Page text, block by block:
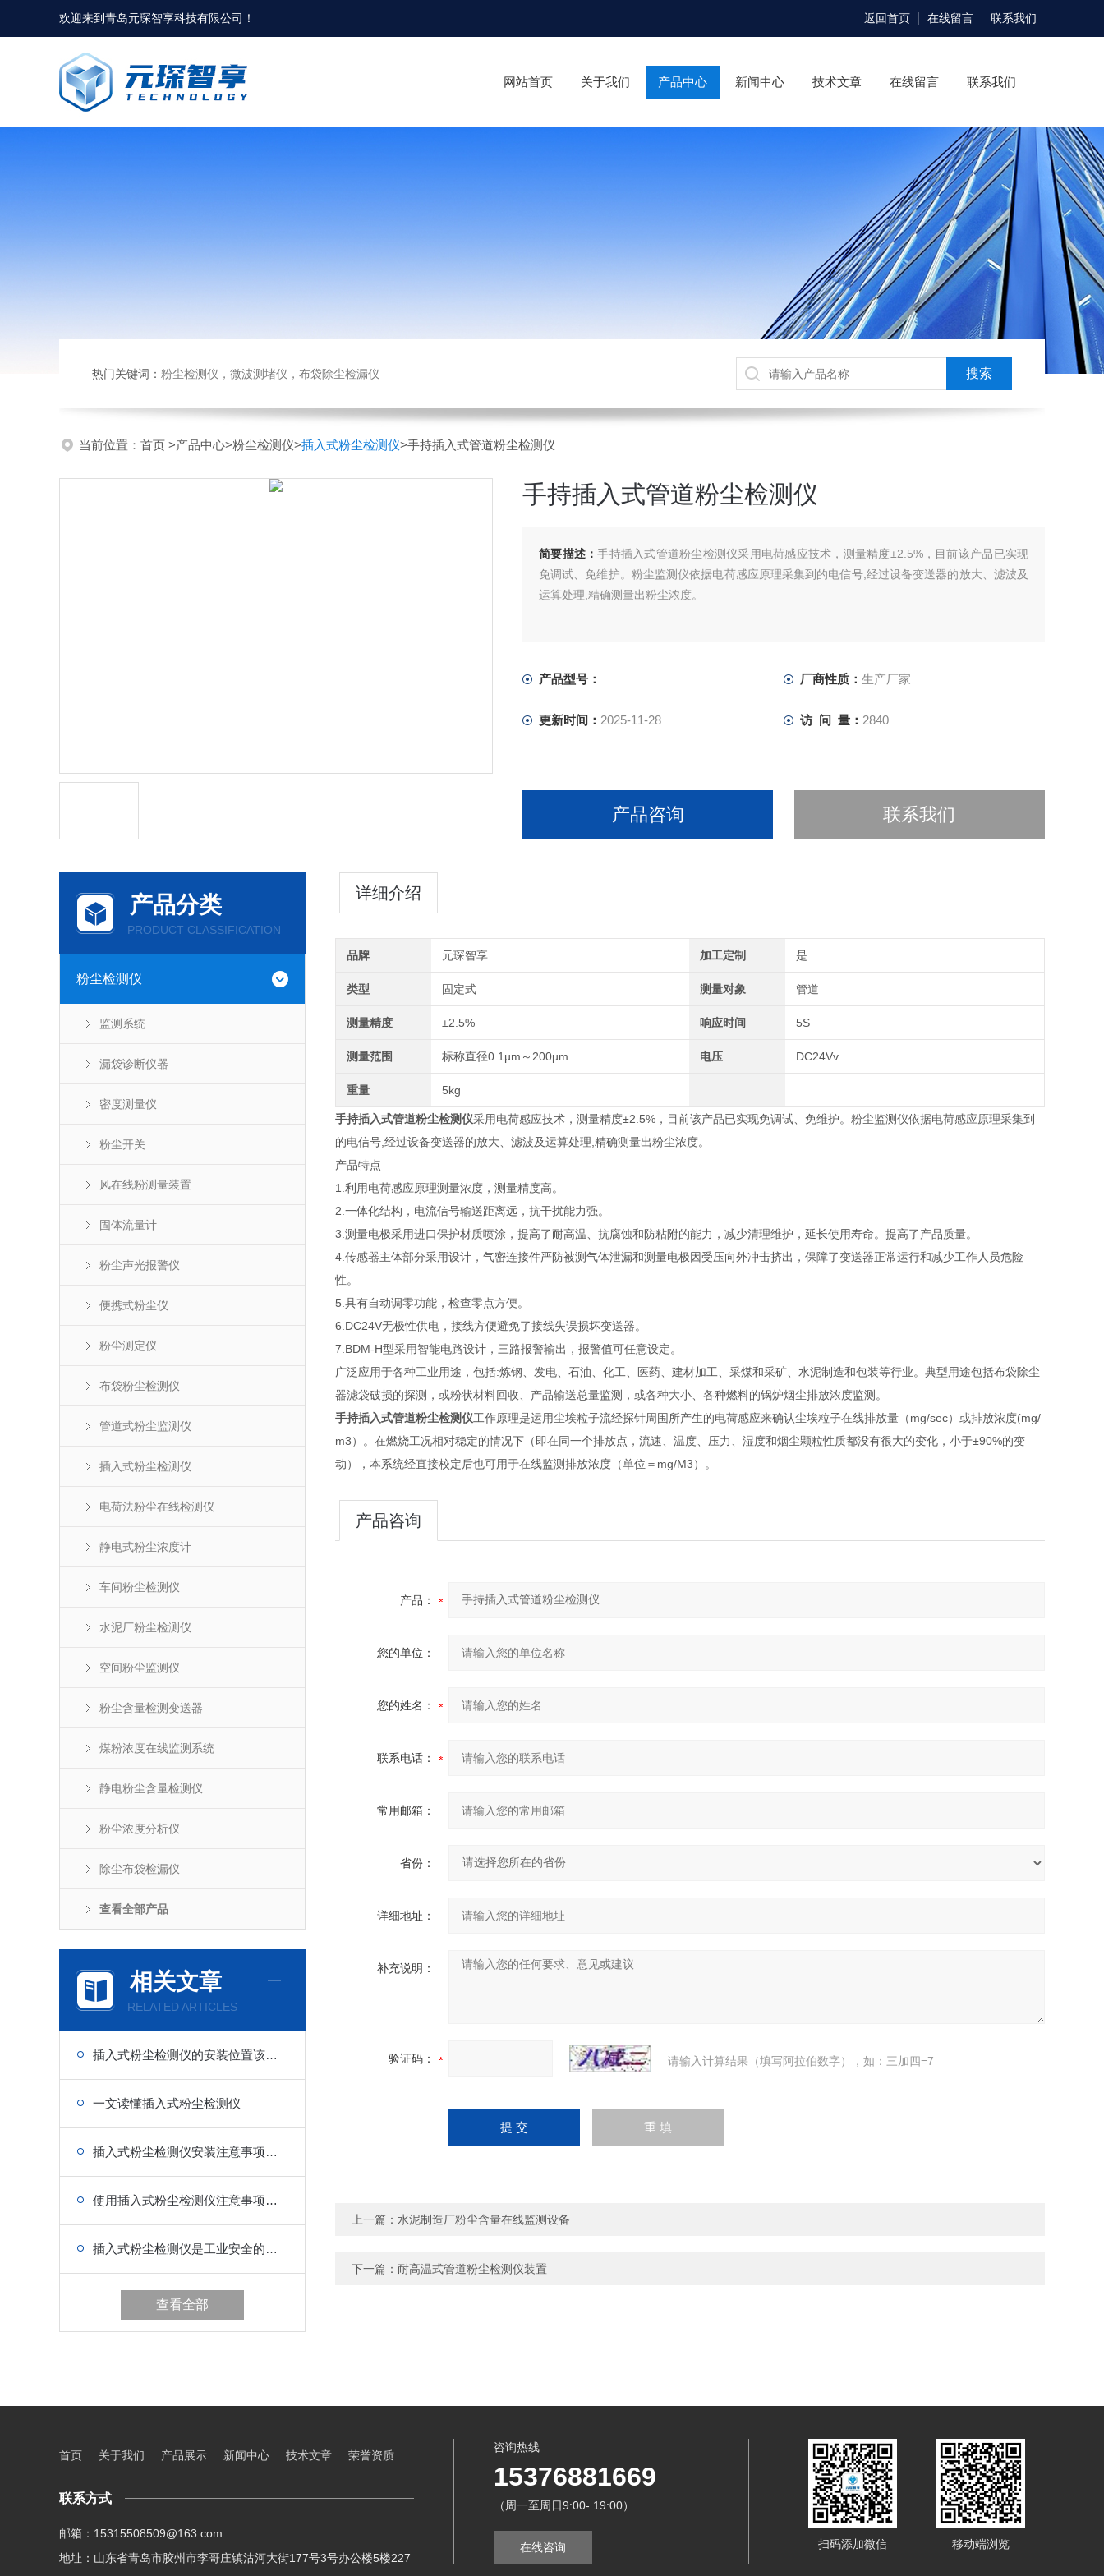
欢迎来到青岛元琛智享科技有限公司 ！ 返回首页 在线留言 联系我们
网站首页 关于我们 产品中心 新闻中心 技术文章 在线留言 联系我们
热门关键词： 粉尘检测仪，微波测堵仪，布袋除尘检漏仪
当前位置： 首页 >产品中心>粉尘检测仪>插入式粉尘检测仪>手持插入式管道粉尘检测仪
手持插入式管道粉尘检测仪
简要描述：手持插入式管道粉尘检测仪采用电荷感应技术，测量精度±2.5%，目前该产品已实现
免调试、免维护。粉尘监测仪依据电荷感应原理采集到的电信号,经过设备变送器的放大、滤波及
运算处理,精确测量出粉尘浓度。
产品型号： 厂商性质： 生产厂家
更新时间： 2025-11-28 访 问 量： 2840
产品咨询 联系我们
产品分类
PRODUCT CLASSIFICATION
粉尘检测仪
监测系统
漏袋诊断仪器
密度测量仪
粉尘开关
风在线粉测量装置
固体流量计
粉尘声光报警仪
便携式粉尘仪
粉尘测定仪
布袋粉尘检测仪
管道式粉尘监测仪
插入式粉尘检测仪
电荷法粉尘在线检测仪
静电式粉尘浓度计
车间粉尘检测仪
水泥厂粉尘检测仪
空间粉尘监测仪
粉尘含量检测变送器
煤粉浓度在线监测系统
静电粉尘含量检测仪
粉尘浓度分析仪
除尘布袋检漏仪
查看全部产品
相关文章
RELATED ARTICLES
插入式粉尘检测仪的安装位置该怎么找？
一文读懂插入式粉尘检测仪
插入式粉尘检测仪安装注意事项分享
使用插入式粉尘检测仪注意事项有哪些
插入式粉尘检测仪是工业安全的隐形守护者
查看全部
详细介绍
品牌 元琛智享 加工定制 是
类型 固定式 测量对象 管道
测量精度 ±2.5% 响应时间 5S
测量范围 标称直径0.1µm～200µm 电压 DC24Vv
重量 5kg
手持插入式管道粉尘检测仪采用电荷感应技术，测量精度±2.5%，目前该产品已实现免调试、免维护。粉尘监测仪依据电荷感应原理采集到
的电信号,经过设备变送器的放大、滤波及运算处理,精确测量出粉尘浓度。
产品特点
1.利用电荷感应原理测量浓度，测量精度高。
2.一体化结构，电流信号输送距离远，抗干扰能力强。
3.测量电极采用进口保护材质喷涂，提高了耐高温、抗腐蚀和防粘附的能力，减少清理维护，延长使用寿命。提高了产品质量。
4.传感器主体部分采用设计，气密连接件严防被测气体泄漏和测量电极因受压向外冲击挤出，保障了变送器正常运行和减少工作人员危险
性。
5.具有自动调零功能，检查零点方便。
6.DC24V无极性供电，接线方便避免了接线失误损坏变送器。
7.BDM-H型采用智能电路设计，三路报警输出，报警值可任意设定。
广泛应用于各种工业用途，包括:炼钢、发电、石油、化工、医药、建材加工、采煤和采矿、水泥制造和包装等行业。典型用途包括布袋除尘
器滤袋破损的探测，或粉状材料回收、产品输送总量监测，或各种大小、各种燃料的锅炉烟尘排放浓度监测。
手持插入式管道粉尘检测仪工作原理是运用尘埃粒子流经探针周围所产生的电荷感应来确认尘埃粒子在线排放量（mg/sec）或排放浓度(mg/
m3）。在燃烧工况相对稳定的情况下（即在同一个排放点，流速、温度、压力、湿度和烟尘颗粒性质都没有很大的变化，小于±90%的变
动），本系统经直接校定后也可用于在线监测排放浓度（单位＝mg/M3）。
产品咨询
产品：
您的单位：
您的姓名：
联系电话：
常用邮箱：
省份：
详细地址：
补充说明：
验证码： 请输入计算结果（填写阿拉伯数字），如：三加四=7
上一篇： 水泥制造厂粉尘含量在线监测设备
下一篇： 耐高温式管道粉尘检测仪装置
首页 关于我们 产品展示 新闻中心 技术文章 荣誉资质
联系方式
邮箱：15315508509@163.com
地址：山东省青岛市胶州市李哥庄镇沽河大街177号3号办公楼5楼227
咨询热线
15376881669
（周一至周日9:00- 19:00）
在线咨询 扫码添加微信 移动端浏览